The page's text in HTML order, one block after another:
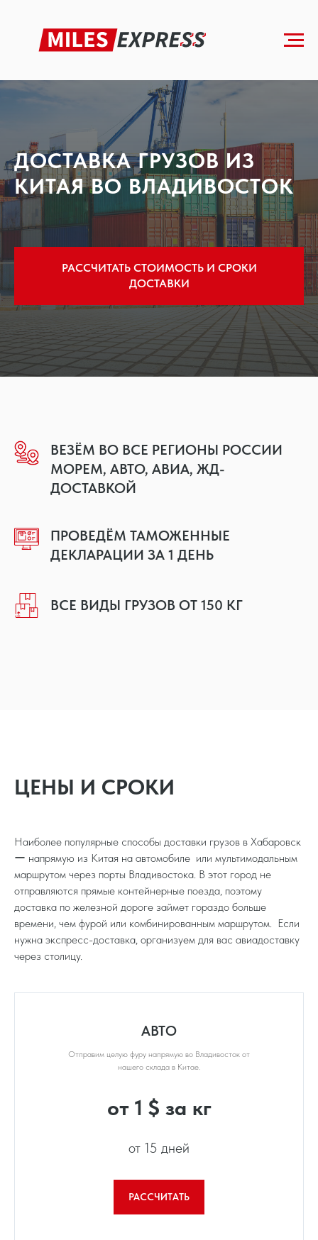
Главная » Доставка грузов из Китая во Владивосток
ДОСТАВКА ГРУЗОВ ИЗ
КИТАЯ ВО ВЛАДИВОСТОК
РАССЧИТАТЬ СТОИМОСТЬ И СРОКИ
ДОСТАВКИ
ВЕЗЁМ ВО ВСЕ РЕГИОНЫ РОССИИ
МОРЕМ, АВТО, АВИА, ЖД-
ДОСТАВКОЙ
ПРОВЕДЁМ ТАМОЖЕННЫЕ
ДЕКЛАРАЦИИ ЗА 1 ДЕНЬ
ВСЕ ВИДЫ ГРУЗОВ ОТ 150 КГ
ЦЕНЫ И СРОКИ
Наиболее популярные способы доставки грузов в Хабаровск
ー напрямую из Китая на автомобиле или мультимодальным
маршрутом через порты Владивостока. В этот город не
отправляются прямые контейнерные поезда, поэтому
доставка по железной дороге займет гораздо больше
времени, чем фурой или комбинированным маршрутом. Если
нужна экспресс-доставка, организуем для вас авиадоставку
через столицу.
АВТО
Отправим целую фуру напрямую во Владивосток от
нашего склада в Китае.
от 1 $ за кг
от 15 дней
РАССЧИТАТЬ